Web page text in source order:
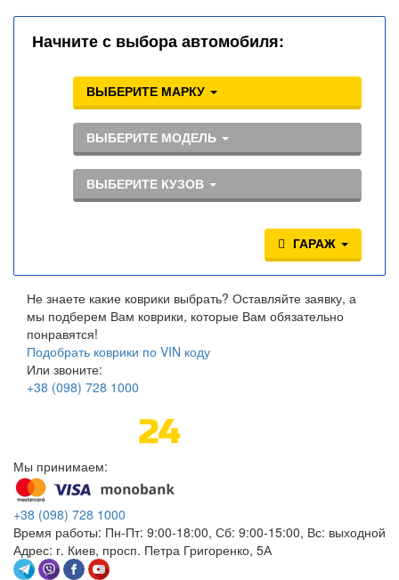
Начните с выбора автомобиля:
ВЫБЕРИТЕ МАРКУ
ВЫБЕРИТЕ МОДЕЛЬ
ВЫБЕРИТЕ КУЗОВ
ГАРАЖ
Не знаете какие коврики выбрать? Оставляйте заявку, а
мы подберем Вам коврики, которые Вам обязательно
понравятся!
Подобрать коврики по VIN коду
Или звоните:
+38 (098) 728 1000
Мы принимаем:
+38 (098) 728 1000
Время работы: Пн-Пт: 9:00-18:00, Сб: 9:00-15:00, Вс: выходной
Адрес: г. Киев, просп. Петра Григоренко, 5А